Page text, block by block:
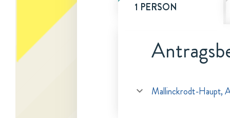
1 PERSON
Mallinckrodt-Haupt,